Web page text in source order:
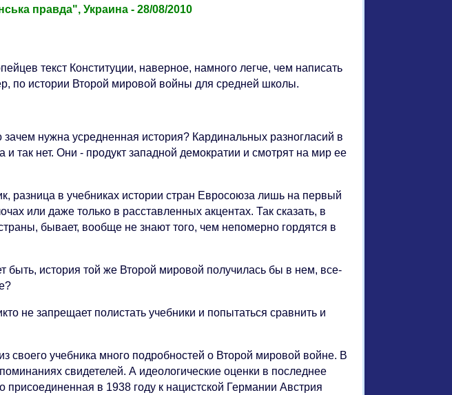
правда", Украина - 28/08/2010
текст Конституции, наверное, намного легче, чем написать
по истории Второй мировой войны для средней школы.
нужна усредненная история? Кардинальных разногласий в
так нет. Они - продукт западной демократии и смотрят на мир ее
разница в учебниках истории стран Евросоюза лишь на первый
или даже только в расставленных акцентах. Так сказать, в
бывает, вообще не знают того, чем непомерно гордятся в
история той же Второй мировой получилась бы в нем, все-
не запрещает полистать учебники и попытаться сравнить и
своего учебника много подробностей о Второй мировой войне. В
свидетелей. А идеологические оценки в последнее
присоединенная в 1938 году к нацистской Германии Австрия